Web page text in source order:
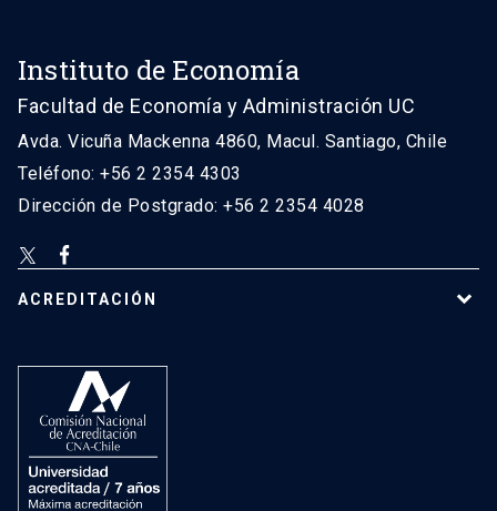
Instituto de Economía
Facultad de Economía y Administración UC
Avda. Vicuña Mackenna 4860, Macul. Santiago, Chile
Teléfono: +56 2 2354 4303
Dirección de Postgrado: +56 2 2354 4028
ACREDITACIÓN